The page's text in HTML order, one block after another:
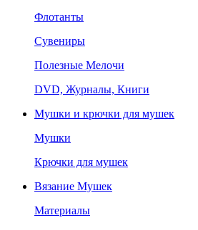
Флотанты
Сувениры
Полезные Мелочи
DVD, Журналы, Книги
Мушки и крючки для мушек
Мушки
Крючки для мушек
Вязание Мушек
Материалы